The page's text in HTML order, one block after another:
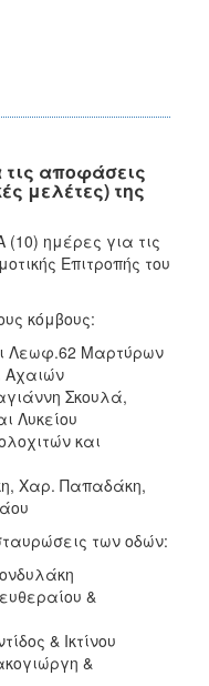
αποφάσεις
μελέτες) της
ημέρες για τις
Επιτροπής του
κόμβους:
Λεωφ.62 Μαρτύρων
Αχαιών
Σκουλά,
Λυκείου
και
Χαρ. Παπαδάκη,
των οδών:
&
& Ικτίνου
&